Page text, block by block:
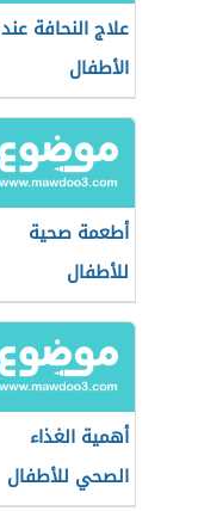
علاج النحافة عند
الأطفال
أطعمة صحية
للأطفال
أهمية الغذاء
الصحي للأطفال